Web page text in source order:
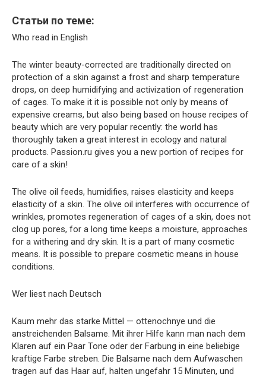
Статьи по теме:
Who read in English
The winter beauty-corrected are traditionally directed on
protection of a skin against a frost and sharp temperature
drops, on deep humidifying and activization of regeneration
of cages. To make it it is possible not only by means of
expensive creams, but also being based on house recipes of
beauty which are very popular recently: the world has
thoroughly taken a great interest in ecology and natural
products. Passion.ru gives you a new portion of recipes for
care of a skin!
The olive oil feeds, humidifies, raises elasticity and keeps
elasticity of a skin. The olive oil interferes with occurrence of
wrinkles, promotes regeneration of cages of a skin, does not
clog up pores, for a long time keeps a moisture, approaches
for a withering and dry skin. It is a part of many cosmetic
means. It is possible to prepare cosmetic means in house
conditions.
Wer liest nach Deutsch
Kaum mehr das starke Mittel — ottenochnye und die
anstreichenden Balsame. Mit ihrer Hilfe kann man nach dem
Klaren auf ein Paar Tone oder der Farbung in eine beliebige
kraftige Farbe streben. Die Balsame nach dem Aufwaschen
tragen auf das Haar auf, halten ungefahr 15 Minuten, und